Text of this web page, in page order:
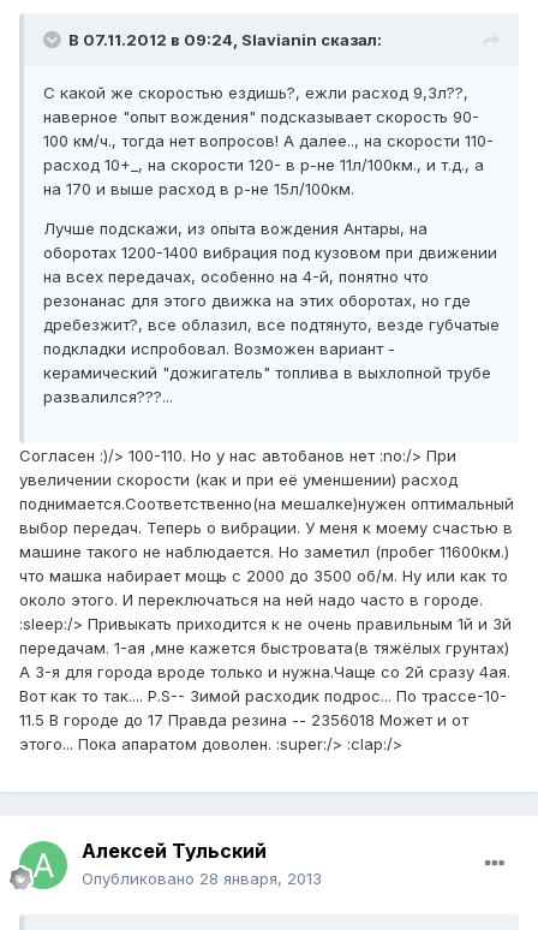
В 07.11.2012 в 09:24, Slavianin сказал:
С какой же скоростью ездишь?, ежли расход 9,3л??,
наверное "опыт вождения" подсказывает скорость 90-
100 км/ч., тогда нет вопросов! А далее.., на скорости 110-
расход 10+_, на скорости 120- в р-не 11л/100км., и т.д., а
на 170 и выше расход в р-не 15л/100км.
Лучше подскажи, из опыта вождения Антары, на
оборотах 1200-1400 вибрация под кузовом при движении
на всех передачах, особенно на 4-й, понятно что
резонанас для этого движка на этих оборотах, но где
дребезжит?, все облазил, все подтянуто, везде губчатые
подкладки испробовал. Возможен вариант -
керамический "дожигатель" топлива в выхлопной трубе
развалился???...
Согласен :)/> 100-110. Но у нас автобанов нет :no:/> При
увеличении скорости (как и при её уменшении) расход
поднимается.Соответственно(на мешалке)нужен оптимальный
выбор передач. Теперь о вибрации. У меня к моему счастью в
машине такого не наблюдается. Но заметил (пробег 11600км.)
что машка набирает мощь с 2000 до 3500 об/м. Ну или как то
около этого. И переключаться на ней надо часто в городе.
:sleep:/> Привыкать приходится к не очень правильным 1й и 3й
передачам. 1-ая ,мне кажется быстровата(в тяжёлых грунтах)
А 3-я для города вроде только и нужна.Чаще со 2й сразу 4ая.
Вот как то так.... P.S-- Зимой расходик подрос... По трассе-10-
11.5 В городе до 17 Правда резина -- 2356018 Может и от
этого... Пока апаратом доволен. :super:/> :clap:/>
Алексей Тульский
Опубликовано 28 января, 2013